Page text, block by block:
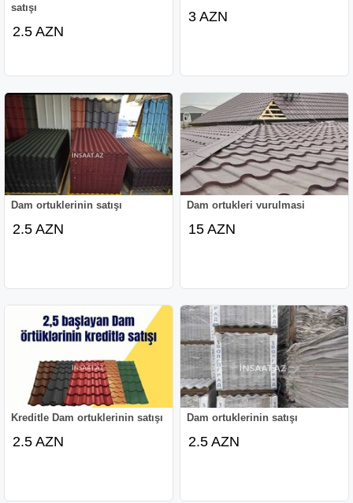
satışı
2.5 AZN
3 AZN
Dam ortuklerinin satışı
2.5 AZN
Dam ortukleri vurulmasi
15 AZN
Kreditle Dam ortuklerinin satışı
2.5 AZN
Dam ortuklerinin satışı
2.5 AZN